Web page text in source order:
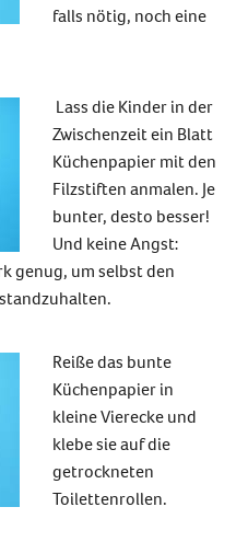
falls nötig, noch eine
Lass die Kinder in der
Zwischenzeit ein Blatt
Küchenpapier mit den
Filzstiften anmalen. Je
bunter, desto besser!
Und keine Angst:
genug, um selbst den
Reiße das bunte
Küchenpapier in
kleine Vierecke und
klebe sie auf die
getrockneten
Toilettenrollen.